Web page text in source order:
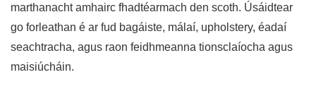
marthanacht amhairc fhadtéarmach den scoth. Úsáidtear
go forleathan é ar fud bagáiste, málaí, upholstery, éadaí
seachtracha, agus raon feidhmeanna tionsclaíocha agus
maisiúcháin.